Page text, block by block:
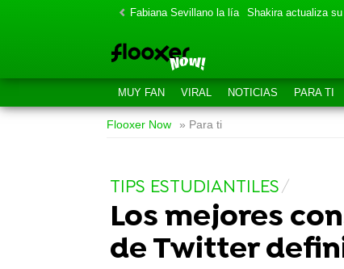
Fabiana Sevillano la lía Shakira actualiza
MUY FAN VIRAL NOTICIAS PARA TI
Flooxer Now » Para ti
TIPS ESTUDIANTILES
Los mejores
de Twitter